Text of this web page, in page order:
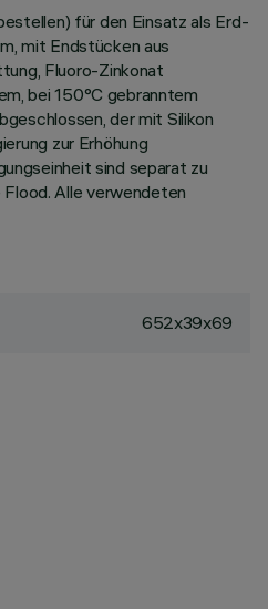
für den Einsatz als Erd-
mit Endstücken aus
Fluoro-Zinkonat
bei 150°C gebranntem
der mit Silikon
zur Erhöhung
sind separat zu
Alle verwendeten
652x39x69